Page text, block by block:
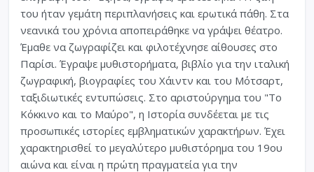
του ήταν γεμάτη περιπλανήσεις και ερωτικά πάθη. Στα
νεανικά του χρόνια αποπειράθηκε να γράψει θέατρο.
Έμαθε να ζωγραφίζει και φιλοτέχνησε αίθουσες στο
Παρίσι. Έγραψε μυθιστορήματα, βιβλίο για την ιταλική
ζωγραφική, βιογραφίες του Χάιντν και του Μότσαρτ,
ταξιδιωτικές εντυπώσεις. Στο αριστούργημα του "Το
Κόκκινο και το Μαύρο", η Ιστορία συνδέεται με τις
προσωπικές ιστορίες εμβληματικών χαρακτήρων. Έχει
χαρακτηρισθεί το μεγαλύτερο μυθιστόρημα του 19ου
αιώνα και είναι η πρώτη πραγματεία για την